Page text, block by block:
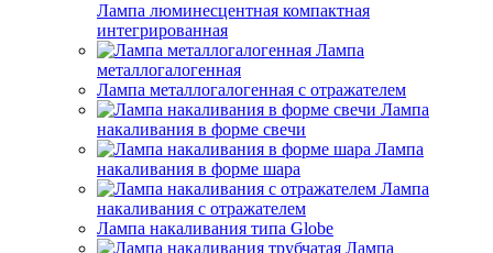
Лампа люминесцентная компактная
интегрированная
Лампа
металлогалогенная
Лампа металлогалогенная с отражателем
Лампа
накаливания в форме свечи
Лампа
накаливания в форме шара
Лампа
накаливания с отражателем
Лампа накаливания типа Globe
Лампа